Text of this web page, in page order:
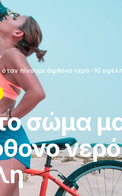
όταν πίνουμε άφθονο νερό -10
σώμα